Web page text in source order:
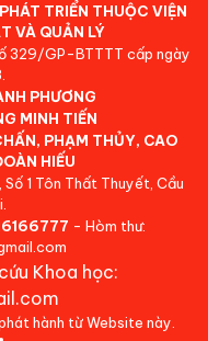
TRIỂN THUỘC VIỆN
VÀ QUẢN LÝ
329/GP-BTTTT cấp ngày
PHƯƠNG
MINH TIẾN
PHẠM THỦY, CAO
HIẾU
1 Tôn Thất Thuyết, Cầu
- Hòm thư:
Khoa học:
hành từ Website này.